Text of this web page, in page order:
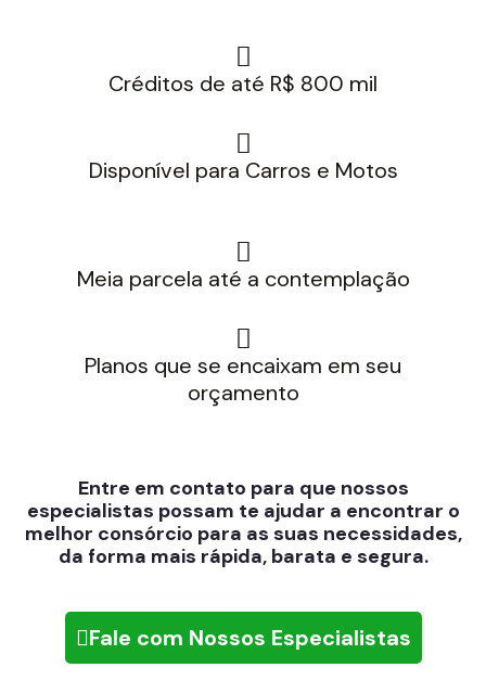
Créditos de até R$ 800 mil
Disponível para Carros e Motos
Meia parcela até a contemplação
Planos que se encaixam em seu
orçamento
Entre em contato para que nossos
especialistas possam te ajudar a encontrar o
melhor consórcio para as suas necessidades,
da forma mais rápida, barata e segura.
Fale com Nossos Especialistas